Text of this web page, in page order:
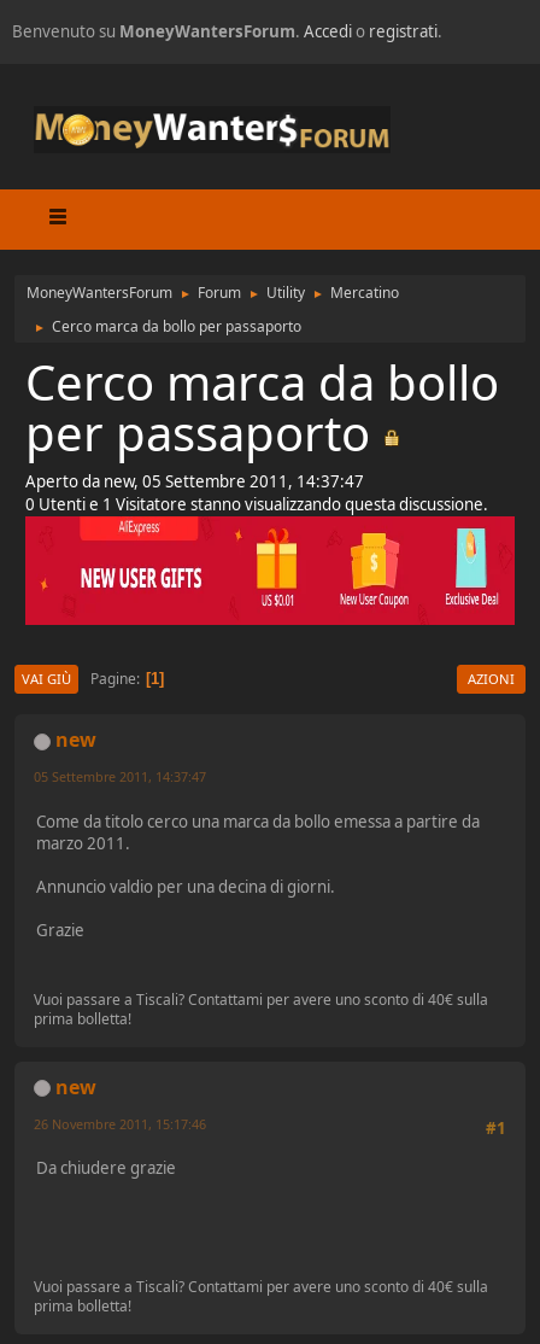
Benvenuto su MoneyWantersForum. Accedio registrati.
MoneyWantersForum ► Forum ► Utility ► Mercatino
► Cerco marca da bollo per passaporto
Cerco marca da bollo
per passaporto
Aperto da new, 05 Settembre 2011, 14:37:47
0 Utenti e 1 Visitatore stanno visualizzando questa discussione.
VAI GIÙ Pagine 1 AZIONI
new
05 Settembre 2011, 14:37:47
Come da titolo cerco una marca da bollo emessa a partire da
marzo 2011.
Annuncio valdio per una decina di giorni.
Grazie
Vuoi passare a Tiscali? Contattami per avere uno sconto di 40€ sulla
prima bolletta!
new
#1
26 Novembre 2011, 15:17:46
Da chiudere grazie
Vuoi passare a Tiscali? Contattami per avere uno sconto di 40€ sulla
prima bolletta!